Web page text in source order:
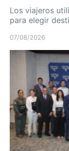
Los viajeros
para elegir
07/08/2026